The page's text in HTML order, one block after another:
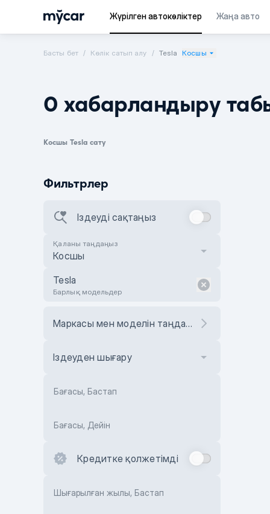
Жүрілген автокөліктер Жаңа авто
Басты бет Көлік сатып алу Tesla Косшы
0 хабарландыру
Косшы Tesla сату
Фильтрлер
Іздеуді сақтаңыз
Қаланы таңдаңыз
Косшы
Tesla
Барлық модельдер
Маркасы мен моделін таңдаңыз
Іздеуден шығару
Бағасы, Бастап
Бағасы, Дейін
Кредитке қолжетімді
Шығарылған жылы, Бастап